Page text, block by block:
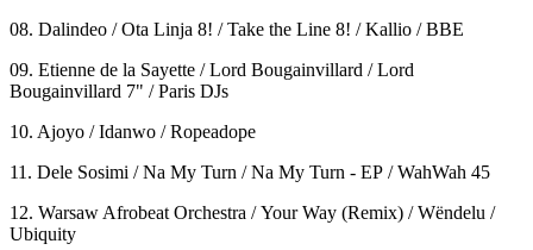
08. Dalindeo / Ota Linja 8! / Take the Line 8! / Kallio / BBE
09. Etienne de la Sayette / Lord Bougainvillard / Lord
Bougainvillard 7" / Paris DJs
10. Ajoyo / Idanwo / Ropeadope
11. Dele Sosimi / Na My Turn / Na My Turn - EP / WahWah 45
12. Warsaw Afrobeat Orchestra / Your Way (Remix) / Wëndelu /
Ubiquity